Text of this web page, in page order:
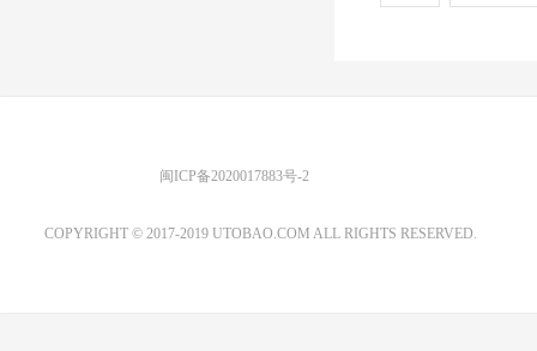
闽ICP备2020017883号-2
COPYRIGHT © 2017-2019 UTOBAO.COM ALL RIGHTS RESERVED.